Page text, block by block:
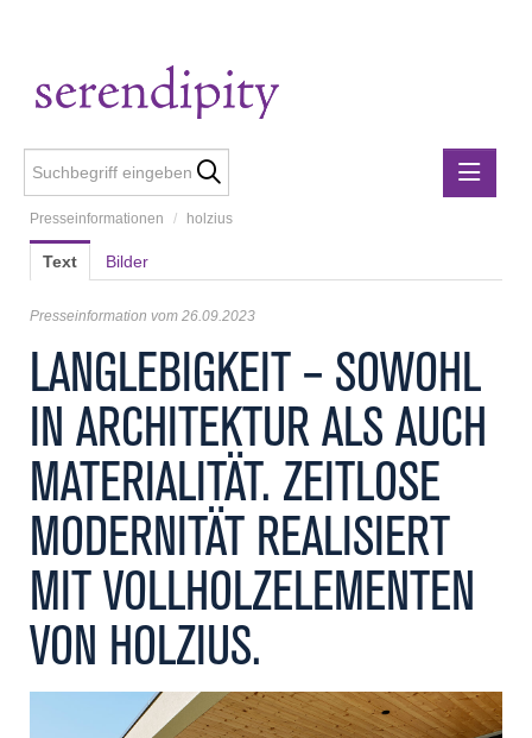
Presseinformationen
Lebensmittelgewerbe
holzius
Metalltechnische Industrie
Rubner
Rubner Haus
Wirtschaft Niederösterreich
Media
Kontakt
Presseinformationen / holzius
Text Bilder
Presseinformation vom 26.09.2023
LANGLEBIGKEIT – SOWOHL
IN ARCHITEKTUR ALS AUCH
MATERIALITÄT. ZEITLOSE
MODERNITÄT REALISIERT
MIT VOLLHOLZELEMENTEN
VON HOLZIUS.